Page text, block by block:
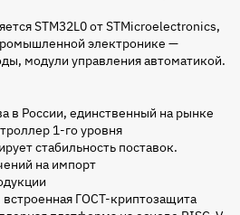
STM32L0 от STMicroelectronics,
электронике —
модули управления автоматикой.
в России, единственный на рынке
1-го уровня
стабильность поставок.
на импорт
встроенная ГОСТ-криптозащита